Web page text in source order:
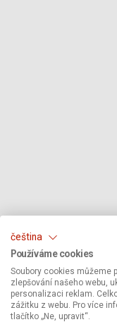
čeština
Používáme cookies
Soubory cookies můžeme
zlepšování našeho webu,
personalizaci reklam.
zážitku z webu. Pro více
tlačítko „Ne, upravit“.